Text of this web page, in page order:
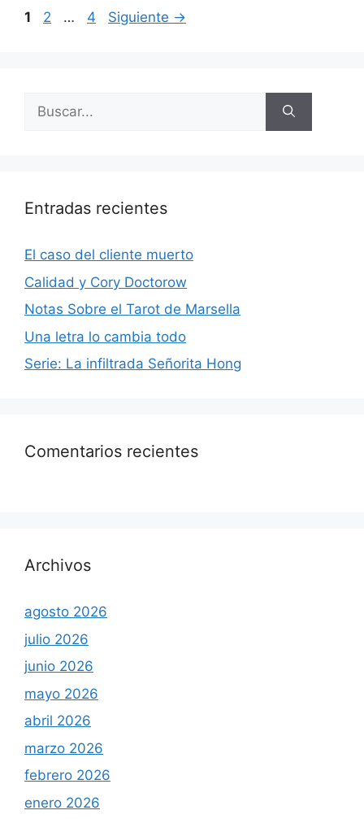
Página
1 Página
2 … Página
4 Siguiente →
Buscar:
Entradas recientes
El caso del cliente muerto
Calidad y Cory Doctorow
Notas Sobre el Tarot de Marsella
Una letra lo cambia todo
Serie: La infiltrada Señorita Hong
Comentarios recientes
Archivos
agosto 2026
julio 2026
junio 2026
mayo 2026
abril 2026
marzo 2026
febrero 2026
enero 2026